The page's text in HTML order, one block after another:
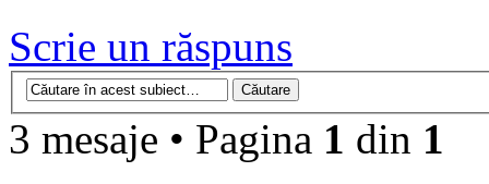
Scrie un răspuns
3 mesaje • Pagina 1 din 1